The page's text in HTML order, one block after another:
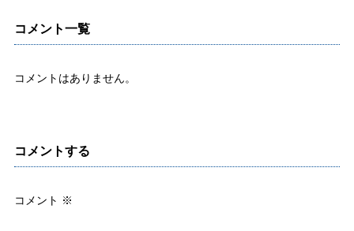
コメント一覧
コメントはありません。
コメントする
コメント ※